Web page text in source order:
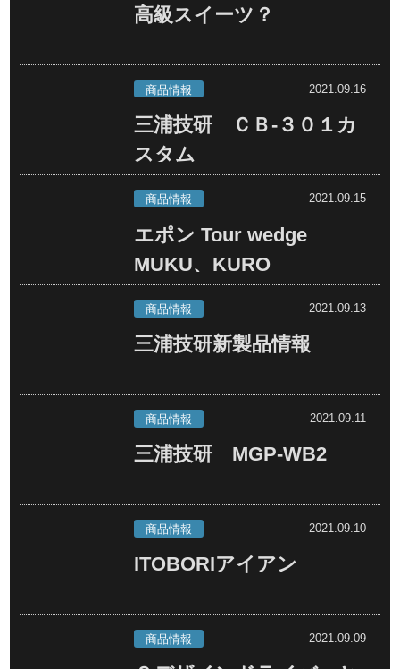
高級スイーツ？
2021.09.16
商品情報
三浦技研 ＣＢ-３０１カ
スタム
2021.09.15
商品情報
エポン Tour wedge
MUKU、KURO
2021.09.13
商品情報
三浦技研新製品情報
2021.09.11
商品情報
三浦技研 MGP-WB2
2021.09.10
商品情報
ITOBORIアイアン
2021.09.09
商品情報